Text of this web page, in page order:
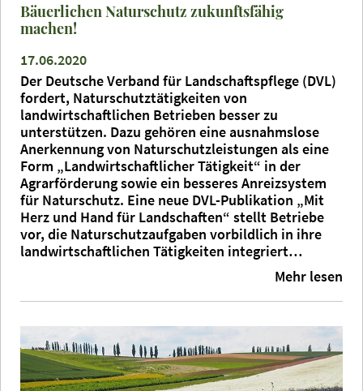
Bäuerlichen Naturschutz zukunftsfähig
machen!
17.06.2020
Der Deutsche Verband für Landschaftspflege (DVL)
fordert, Naturschutztätigkeiten von
landwirtschaftlichen Betrieben besser zu
unterstützen. Dazu gehören eine ausnahmslose
Anerkennung von Naturschutzleistungen als eine
Form „Landwirtschaftlicher Tätigkeit“ in der
Agrarförderung sowie ein besseres Anreizsystem
für Naturschutz. Eine neue DVL-Publikation „Mit
Herz und Hand für Landschaften“ stellt Betriebe
vor, die Naturschutzaufgaben vorbildlich in ihre
landwirtschaftlichen Tätigkeiten integriert…
Mehr lesen